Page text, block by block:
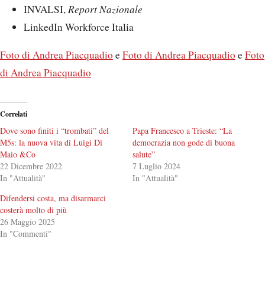
INVALSI,Report Nazionale
LinkedIn Workforce Italia
Foto di Andrea Piacquadio eFoto di Andrea Piacquadio eFoto
di Andrea Piacquadio
Correlati
Dove sono finiti i “trombati” del
M5s: la nuova vita di Luigi Di
Maio &Co
22 Dicembre 2022
In "Attualità"
Papa Francesco a Trieste: “La
democrazia non gode di buona
salute”
7 Luglio 2024
In "Attualità"
Difendersi costa, ma disarmarci
costerà molto di più
26 Maggio 2025
In "Commenti"